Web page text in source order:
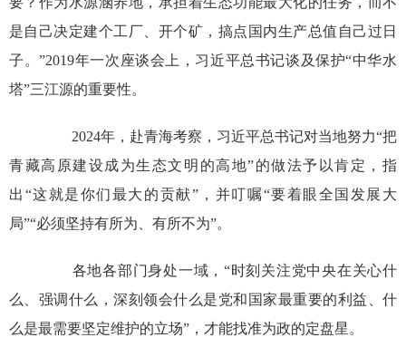
是自己决定建个工厂、开个矿，搞点国内生产总值自己过日
子。”2019年一次座谈会上，习近平总书记谈及保护“中华水
塔”三江源的重要性。
2024年，赴青海考察，习近平总书记对当地努力“把
青藏高原建设成为生态文明的高地”的做法予以肯定，指
出“这就是你们最大的贡献”，并叮嘱“要着眼全国发展大
局”“必须坚持有所为、有所不为”。
各地各部门身处一域，“时刻关注党中央在关心什
么、强调什么，深刻领会什么是党和国家最重要的利益、什
么是最需要坚定维护的立场”，才能找准为政的定盘星。